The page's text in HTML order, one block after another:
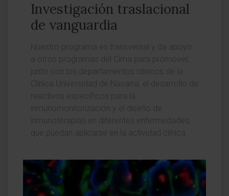
Investigación traslacional
de vanguardia
Nuestro programa es transversal y da apoyo
a otros programas del Cima para promover,
junto con los departamentos clínicos de la
Clínica Universidad de Navarra, el desarrollo de
reactivos específicos para la
inmunomonitorización y el diseño de
inmunoterapias en diferentes enfermedades,
que puedan aplicarse en la actividad clínica.